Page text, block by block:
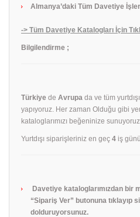
Almanya’daki Tüm Davetiye
-> Tüm Davetiye Katalogları İçin
Bilgilendirme ;
Türkiye de Avrupa da ve tüm
yapıyoruz. Her zaman Olduğu gibi
kataloglarımızı beğeninize sunuyoruz .
Yurtdışı siparişleriniz en geç 4 iş
Davetiye kataloglarımızdan bir
“Sipariş Ver” butonuna tıklayıp
dolduruyorsunuz.